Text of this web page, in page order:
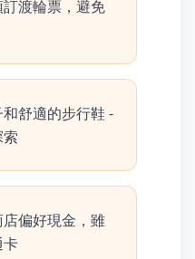
渡輪票，避免
舒適的步行鞋 -
偏好現金，雖
卡